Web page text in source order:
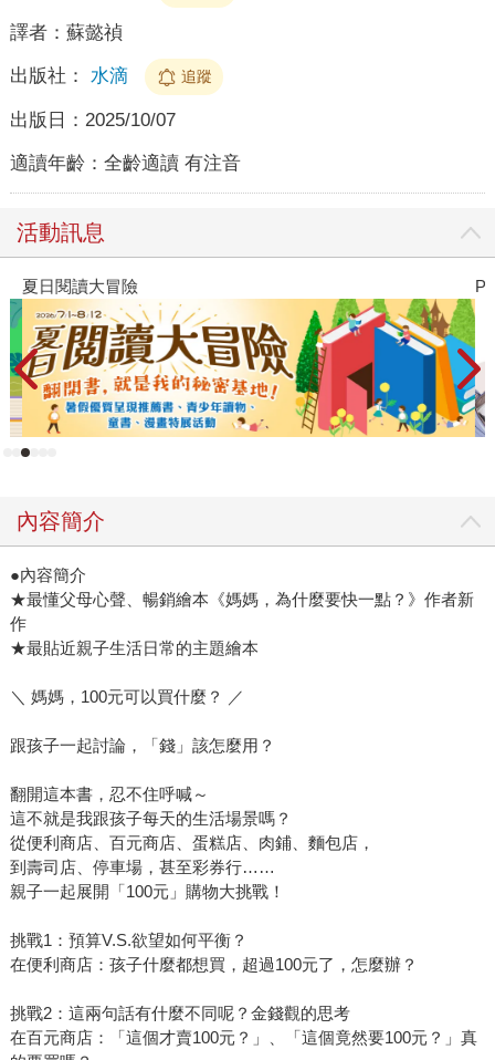
譯者： 蘇懿禎
出版社： 水滴 追蹤
出版日： 2025/10/07
適讀年齡： 全齡適讀 有注音
活動訊息
夏日閱讀大冒險
內容簡介
●內容簡介
★最懂父母心聲、暢銷繪本《媽媽，為什麼要快一點？》作者新
作
★最貼近親子生活日常的主題繪本
＼ 媽媽，100元可以買什麼？ ／
跟孩子一起討論，「錢」該怎麼用？
翻開這本書，忍不住呼喊～
這不就是我跟孩子每天的生活場景嗎？
從便利商店、百元商店、蛋糕店、肉鋪、麵包店，
到壽司店、停車場，甚至彩券行……
親子一起展開「100元」購物大挑戰！
挑戰1：預算V.S.欲望如何平衡？
在便利商店：孩子什麼都想買，超過100元了，怎麼辦？
挑戰2：這兩句話有什麼不同呢？金錢觀的思考
在百元商店：「這個才賣100元？」、「這個竟然要100元？」真